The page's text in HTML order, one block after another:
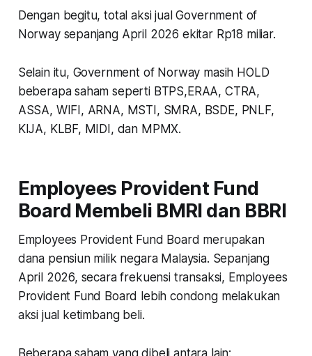
Dengan begitu, total aksi jual Government of
Norway sepanjang April 2026 ekitar Rp18 miliar.
Selain itu, Government of Norway masih HOLD
beberapa saham seperti BTPS,ERAA, CTRA,
ASSA, WIFI, ARNA, MSTI, SMRA, BSDE, PNLF,
KIJA, KLBF, MIDI, dan MPMX.
Employees Provident Fund
Board Membeli BMRI dan BBRI
Employees Provident Fund Board merupakan
dana pensiun milik negara Malaysia. Sepanjang
April 2026, secara frekuensi transaksi, Employees
Provident Fund Board lebih condong melakukan
aksi jual ketimbang beli.
Beberapa saham yang dibeli antara lain: